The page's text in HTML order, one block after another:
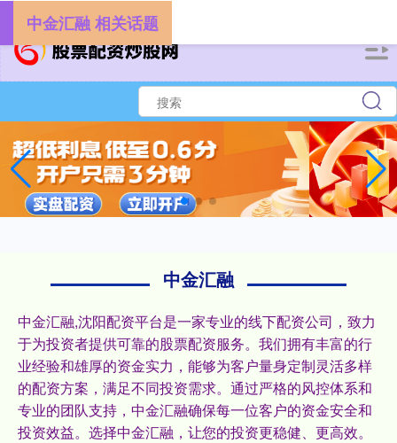
中金汇融
中金汇融,沈阳配资平台是一家专业的线下配资公司，致力
于为投资者提供可靠的股票配资服务。我们拥有丰富的行
业经验和雄厚的资金实力，能够为客户量身定制灵活多样
的配资方案，满足不同投资需求。通过严格的风控体系和
专业的团队支持，中金汇融确保每一位客户的资金安全和
投资效益。选择中金汇融，让您的投资更稳健、更高效。
中金汇融 相关话题